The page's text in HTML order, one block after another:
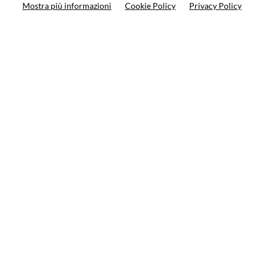
Mostra più informazioni Cookie Policy Privacy Policy